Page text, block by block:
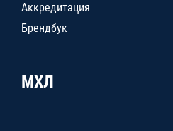
Аккредитация
Брендбук
МХЛ